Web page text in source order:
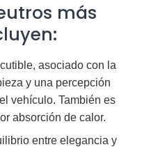
más
asociado con la
y una percepción
vehículo. También es
absorción de calor.
entre elegancia y